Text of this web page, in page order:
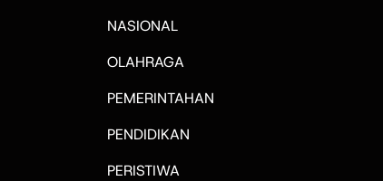
NASIONAL
OLAHRAGA
PEMERINTAHAN
PENDIDIKAN
PERISTIWA